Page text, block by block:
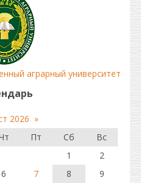
аграрный университет
2026 »
Пт Сб
Вс
1
2
6 7 8
9